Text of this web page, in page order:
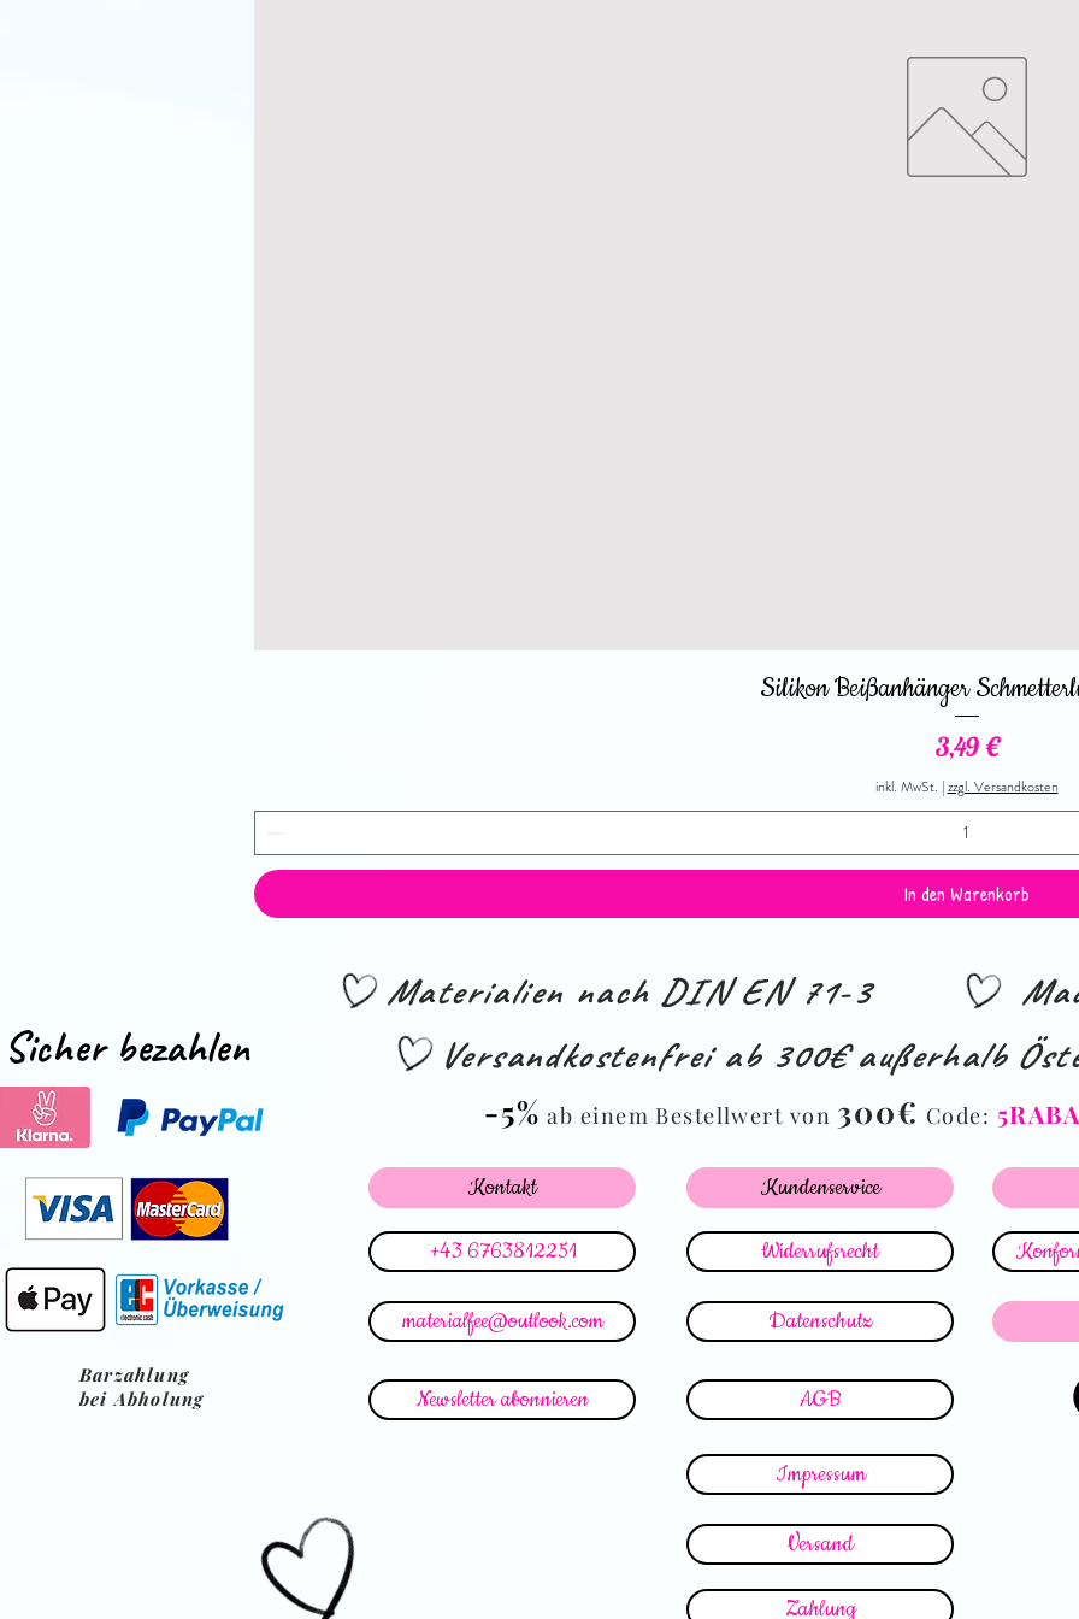
Silikon Beißanhänger
Preis
3,49 €
inkl. MwSt. |zzgl. Versandkosten
In den Warenkorb
Sicher bezahlen
Materialien nach DIN EN 71-3
Versandkostenfrei ab 300€ außerhalb
-5% ab einem Bestellwert von 300€ Code:
Kontakt
+43 6763812251
materialfee@outlook.com
Kundenservice
Widerrufsrecht
Datenschutz
Barzahlung
bei Abholung
Newsletter abonnieren AGB
Impressum
Versand
Zahlung